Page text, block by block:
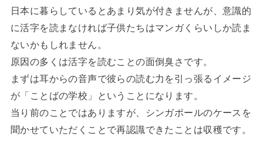
日本に暮らしているとあまり気が付きませんが、意識的
に活字を読まなければ子供たちはマンガくらいしか読ま
ないかもしれません。
原因の多くは活字を読むことの面倒臭さです。
まずは耳からの音声で彼らの読む力を引っ張るイメージ
が「ことばの学校」ということになります。
当り前のことではありますが、シンガポールのケースを
聞かせていただくことで再認識できたことは収穫です。